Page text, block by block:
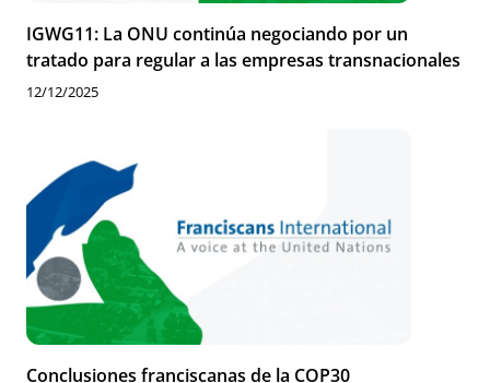
IGWG11: La ONU continúa negociando por un
tratado para regular a las empresas transnacionales
12/12/2025
Conclusiones franciscanas de la COP30